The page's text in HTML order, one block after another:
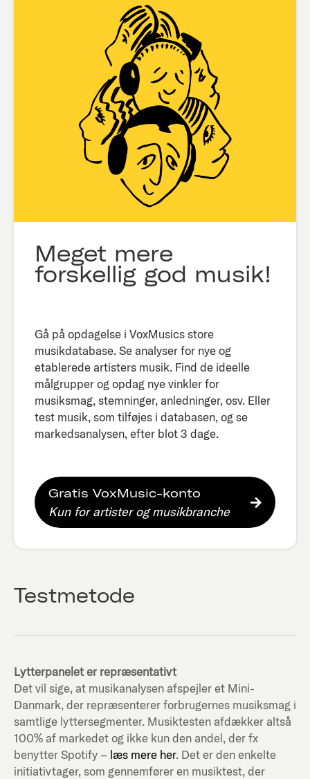
Meget mere
forskellig god musik!
Gå på opdagelse i VoxMusics store
musikdatabase. Se analyser for nye og
etablerede artisters musik. Find de ideelle
målgrupper og opdag nye vinkler for
musiksmag, stemninger, anledninger, osv. Eller
test musik, som tilføjes i databasen, og se
markedsanalysen, efter blot 3 dage.​
Gratis VoxMusic-konto
Kun for artister og musikbranche
Testmetode
Lytterpanelet er repræsentativt
Det vil sige, at musikanalysen afspejler et Mini-
Danmark, der repræsenterer forbrugernes musiksmag i
samtlige lyttersegmenter. Musiktesten afdækker altså
100% af markedet og ikke kun den andel, der fx
benytter Spotify – læs mere her. Det er den enkelte
initiativtager, som gennemfører en musiktest, der